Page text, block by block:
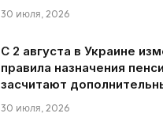
30 июля, 2026
С 2 августа в Украине
правила назначения
засчитают
30 июля, 2026